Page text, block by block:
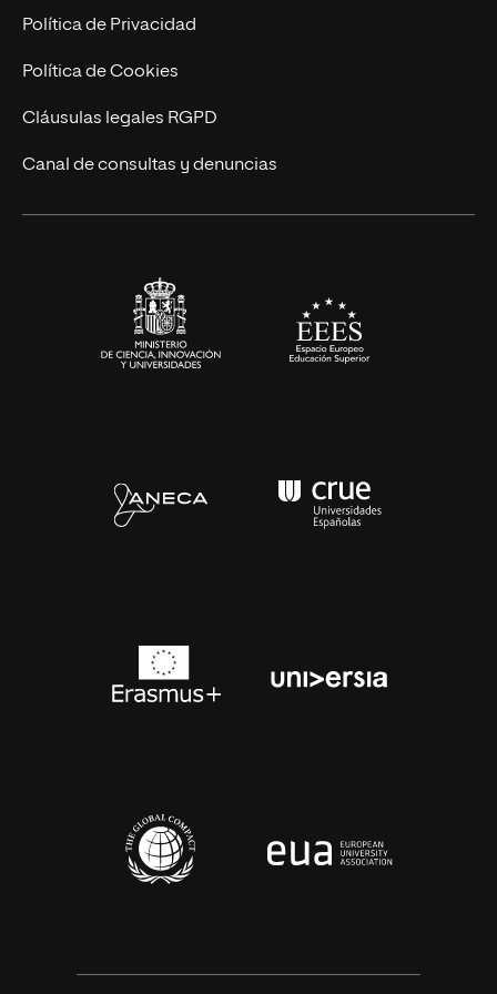
Postgrados
Cursos Universitarios
Trabaja en UNIR
Actualidad
UNIR Revista
Eventos
Política de Privacidad
Política de Cookies
Cláusulas legales RGPD
Canal de consultas y denuncias